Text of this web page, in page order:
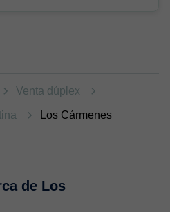
Venta dúplex
Los Cármenes
de Los